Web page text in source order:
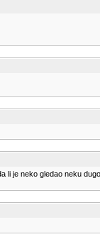
li je neko gledao neku